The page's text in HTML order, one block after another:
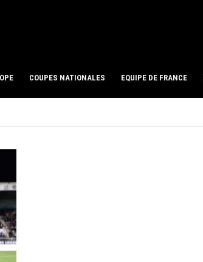
COUPES NATIONALES EQUIPE DE FRANCE